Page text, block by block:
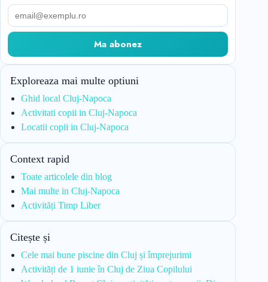
Email
Ma abonez
Exploreaza mai multe optiuni
Ghid local Cluj-Napoca
Activitati copii in Cluj-Napoca
Locatii copii in Cluj-Napoca
Context rapid
Toate articolele din blog
Mai multe in Cluj-Napoca
Activități Timp Liber
Citește și
Cele mai bune piscine din Cluj și împrejurimi
Activități de 1 iunie în Cluj de Ziua Copilului